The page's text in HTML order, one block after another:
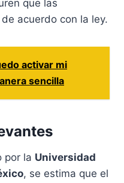
que las
acuerdo con la ley.
activar mi
sencilla
por la Universidad
, se estima que el